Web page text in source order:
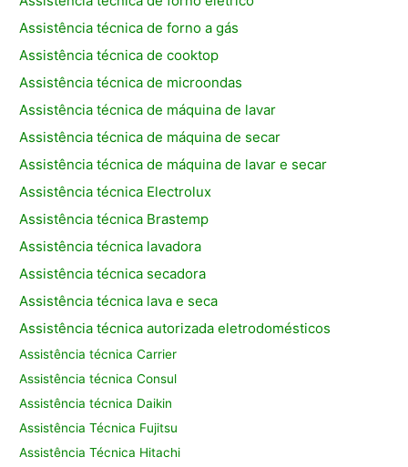
Assistência técnica de forno a gás
Assistência técnica de cooktop
Assistência técnica de microondas
Assistência técnica de máquina de lavar
Assistência técnica de máquina de secar
Assistência técnica de máquina de lavar e secar
Assistência técnica Electrolux
Assistência técnica Brastemp
Assistência técnica lavadora
Assistência técnica secadora
Assistência técnica lava e seca
Assistência técnica autorizada eletrodomésticos
Assistência técnica Carrier
Assistência técnica Consul
Assistência técnica Daikin
Assistência Técnica Fujitsu
Assistência Técnica Hitachi